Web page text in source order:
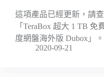
這項產品已經更新，請
「TeraBox 超大 1 TB
度網盤海外版 Dubox」
2020-09-21